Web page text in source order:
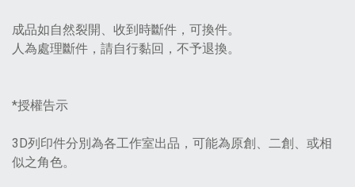
成品如自然裂開、收到時斷件，可換件。
人為處理斷件，請自行黏回，不予退換。
*授權告示
3D列印件分別為各工作室出品，可能為原創、二創、或相
似之角色。